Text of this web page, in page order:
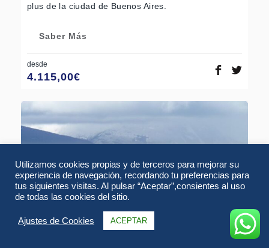
plus de la ciudad de Buenos Aires.
Saber Más
desde
4.115,00€
Utilizamos cookies propias y de terceros para mejorar su
experiencia de navegación, recordando tu preferencias para
tus siguientes visitas. Al pulsar “Aceptar”,consientes al uso
de todas las cookies del sitio.
Ajustes de Cookies ACEPTAR